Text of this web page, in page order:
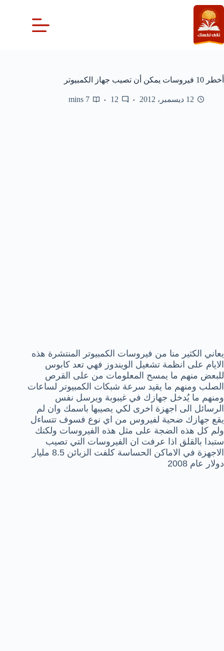
التجاوز
إلى
المحتوى
أخطر 10 فيروسات يمكن أن تصيب جهاز الكمبيوتر
12 ديسمبر، 2012 12
7 mins
يعاني الكثير منا من فيروسات الكمبيوتر المنتشرة هذه
الايام على انظمة تشغيل الويندوز فهي تعد كابوس
للبعض منهم ما يمسح المعلومات من على القرص
الصلب ومنهم ما يقيد سرعة شبكات الكمبيوتر لساعات
ومنهم ما يُدخل جهازك في غيبوبة ويرسل نفس
الرسائل الى اجهزة اخرى لكي يصيبها باسمك وان لم
يقع جهازك ضحية لفيروس من اي نوع فسوف تتساءل
ولم كل هذه الضجة على مثل هذه الفيروسات ولكنك
ستبدا بالقلق اذا عرفت ان الفيروسات التي تصيب
الاجهزة في الاماكن الحساسة كلفت الزبائن 8.5 مليار
دولار عام 2008